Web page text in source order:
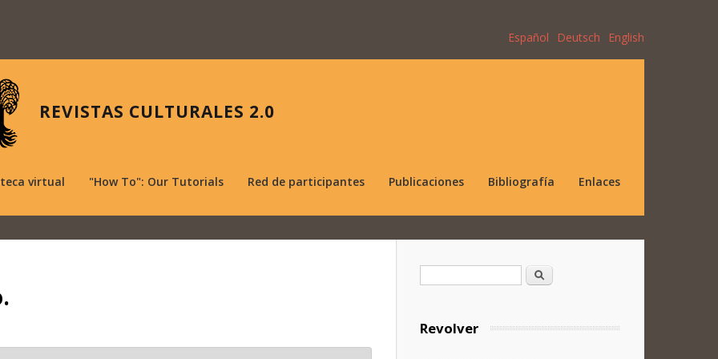
Español Deutsch English
REVISTAS CULTURALES 2.0
virtual "How To": Our Tutorials Red de participantes Publicaciones Bibliografía Enlaces
Formulario de búsqueda
Buscar
Revolver